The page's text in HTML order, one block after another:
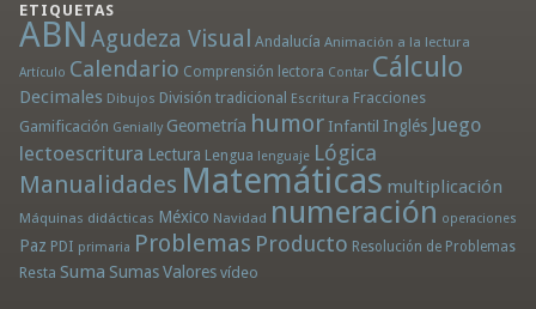
ETIQUETAS
ABN Agudeza Visual Andalucía Animación a la lectura
Artículo Calendario Comprensión lectora Contar Cálculo
Decimales Dibujos División tradicional Escritura Fracciones
Gamificación Genially Geometría humor Infantil Inglés Juego
lectoescritura Lectura Lengua lenguaje Lógica
Manualidades Matemáticas multiplicación
Máquinas didácticas México Navidad numeración operaciones
Paz PDI primaria Problemas Producto Resolución de Problemas
Resta Suma Sumas Valores vídeo